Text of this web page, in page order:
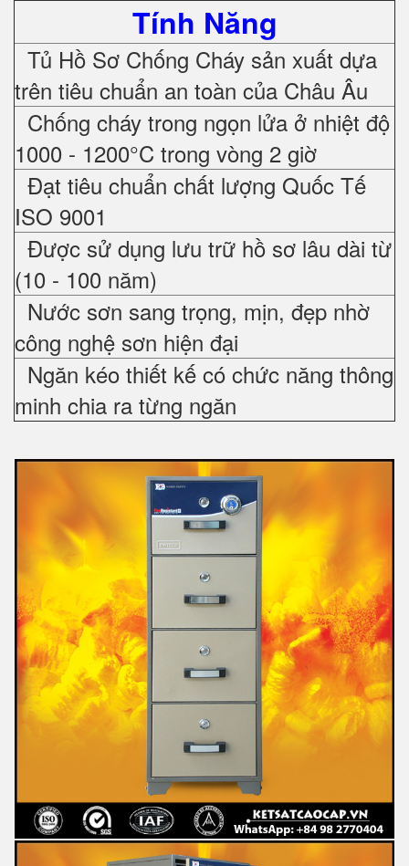
Tính Năng
Tủ Hồ Sơ Chống Cháy sản xuất dựa
trên tiêu chuẩn an toàn của Châu Âu
Chống cháy trong ngọn lửa ở nhiệt độ
1000 - 1200°C trong vòng 2 giờ
Đạt tiêu chuẩn chất lượng Quốc Tế
ISO 9001
Được sử dụng lưu trữ hồ sơ lâu dài từ
(10 - 100 năm)
Nước sơn sang trọng, mịn, đẹp nhờ
công nghệ sơn hiện đại
Ngăn kéo thiết kế có chức năng thông
minh chia ra từng ngăn